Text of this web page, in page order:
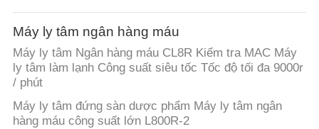
Máy ly tâm ngân hàng máu
Máy ly tâm Ngân hàng máu CL8R Kiểm tra MAC Máy
ly tâm làm lạnh Công suất siêu tốc Tốc độ tối đa 9000r
/ phút
Máy ly tâm đứng sàn dược phẩm Máy ly tâm ngân
hàng máu công suất lớn L800R-2